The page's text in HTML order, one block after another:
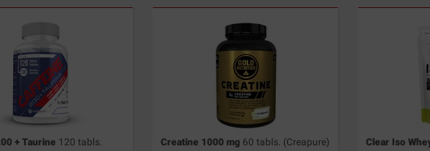
+ Taurine 120 tabls. Creatine 1000 mg 60 tabls. (Creapure) Clear Iso